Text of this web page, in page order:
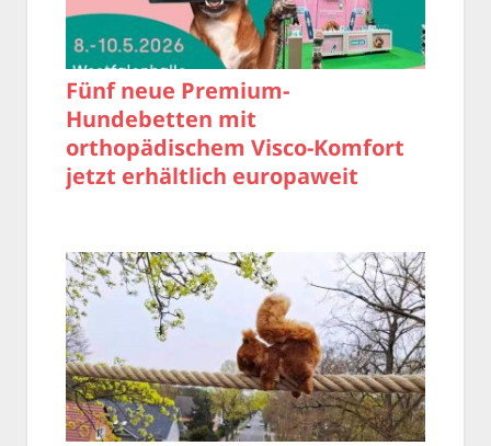
Fünf neue Premium-
Hundebetten mit
orthopädischem Visco-Komfort
jetzt erhältlich europaweit